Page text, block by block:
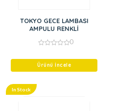
TOKYO GECE LAMBASI
AMPULU RENKLİ
of
0
Ürünü İncele
In Stock